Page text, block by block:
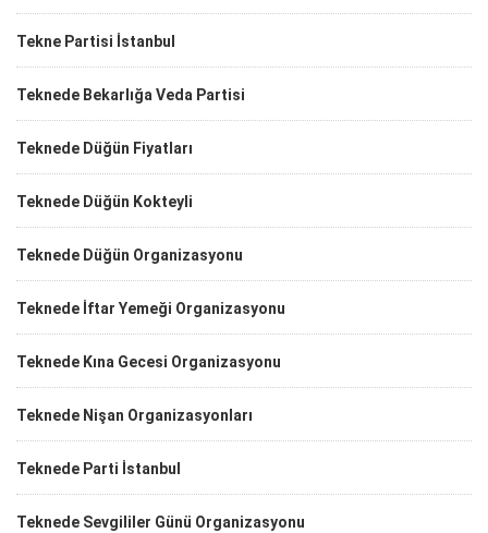
Tekne Partisi İstanbul
Teknede Bekarlığa Veda Partisi
Teknede Düğün Fiyatları
Teknede Düğün Kokteyli
Teknede Düğün Organizasyonu
Teknede İftar Yemeği Organizasyonu
Teknede Kına Gecesi Organizasyonu
Teknede Nişan Organizasyonları
Teknede Parti İstanbul
Teknede Sevgililer Günü Organizasyonu